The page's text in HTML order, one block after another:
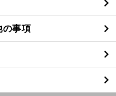
の事項